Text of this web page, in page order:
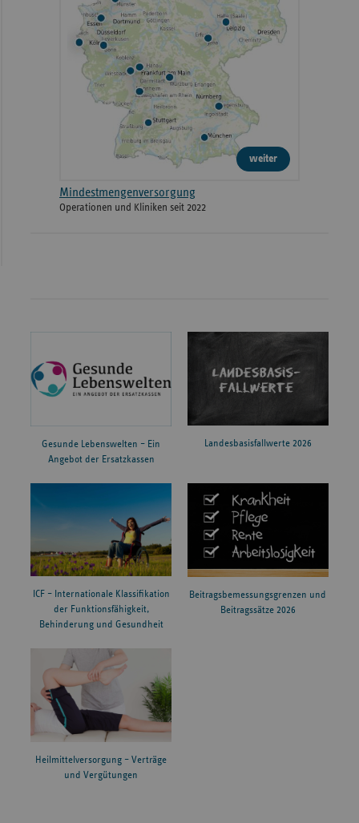
weiter
Mindestmengenversorgung
Operationen und Kliniken seit 2022
Gesunde Lebenswelten – Ein
Angebot der Ersatzkassen
Landesbasisfallwerte 2026
ICF – Internationale Klassifikation
der Funktionsfähigkeit,
Behinderung und Gesundheit
Beitragsbemessungsgrenzen und
Beitragssätze 2026
Heilmittelversorgung – Verträge
und Vergütungen